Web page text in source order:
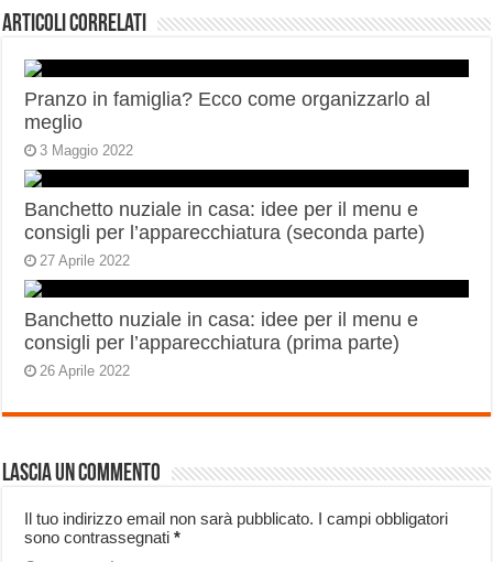
Articoli correlati
Pranzo in famiglia? Ecco come organizzarlo al
meglio
3 Maggio 2022
Banchetto nuziale in casa: idee per il menu e
consigli per l’apparecchiatura (seconda parte)
27 Aprile 2022
Banchetto nuziale in casa: idee per il menu e
consigli per l’apparecchiatura (prima parte)
26 Aprile 2022
Lascia un commento
Il tuo indirizzo email non sarà pubblicato. I campi obbligatori
sono contrassegnati*